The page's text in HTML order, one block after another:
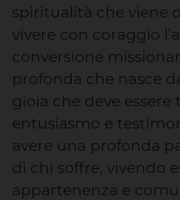
spiritualità che viene
vivere con coraggio
conversione
profonda che nasce
gioia che deve essere
entusiasmo e
avere una profonda
di chi soffre, vivendo
appartenenza e